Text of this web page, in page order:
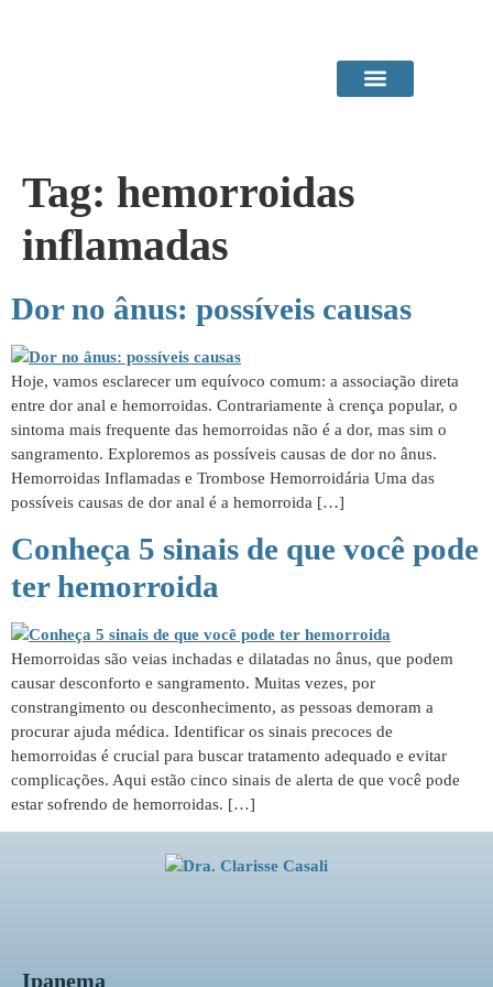
Tag: hemorroidas
inflamadas
Dor no ânus: possíveis causas
Hoje, vamos esclarecer um equívoco comum: a associação direta
entre dor anal e hemorroidas. Contrariamente à crença popular, o
sintoma mais frequente das hemorroidas não é a dor, mas sim o
sangramento. Exploremos as possíveis causas de dor no ânus.
Hemorroidas Inflamadas e Trombose Hemorroidária Uma das
possíveis causas de dor anal é a hemorroida […]
Conheça 5 sinais de que você pode
ter hemorroida
Hemorroidas são veias inchadas e dilatadas no ânus, que podem
causar desconforto e sangramento. Muitas vezes, por
constrangimento ou desconhecimento, as pessoas demoram a
procurar ajuda médica. Identificar os sinais precoces de
hemorroidas é crucial para buscar tratamento adequado e evitar
complicações. Aqui estão cinco sinais de alerta de que você pode
estar sofrendo de hemorroidas. […]
Ipanema